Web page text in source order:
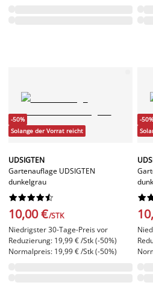
-50%
Solange der Vorrat reicht
UDSIGTEN
Gartenauflage UDSIGTEN
dunkelgrau






10,00 €/STK
Niedrigster 30-Tage-Preis vor
Reduzierung: 19,99 € /Stk (-50%)
Normalpreis: 19,99 € /Stk (-50%)
-50%

